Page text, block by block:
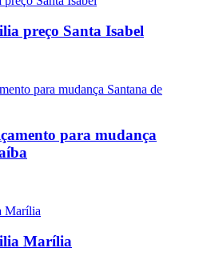
preço Santa Isabel
para mudança
Marília